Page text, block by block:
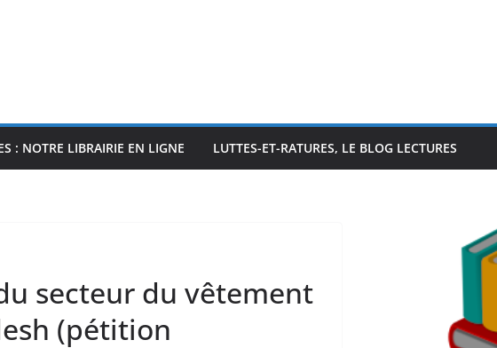
: NOTRE LIBRAIRIE EN LIGNE LUTTES-ET-RATURES, LE BLOG LECTURES
secteur du vêtement
(pétition